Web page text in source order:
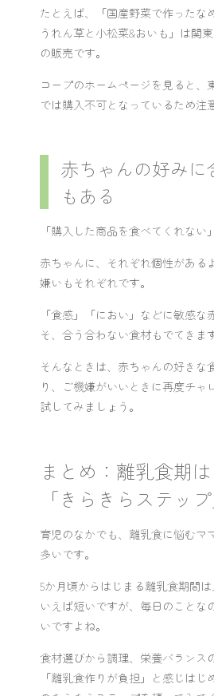
たとえば、「国産野菜で作った
うれん草と小松菜&おいも」は関
の販売です。
コープのホームページを見ると、
では購入不可となっているため注
赤ちゃんの好みに
もある
「購入した商品を食べてくれない」
赤ちゃんに、それぞれ個性がある
嫌いもそれぞれです。
「食感」「におい」などに敏感な
そ、合う合わない食材もでてきます
そんなときは、赤ちゃんの好きな
り、ご機嫌がいいときに再度チャ
試してみましょう。
まとめ：離乳食期
「きらきらステッ
育児のなかでも、離乳食に悩むマ
多いです。
5か月頃からはじまる離乳食期間
いえば短いですが、毎日のことな
いですよね。
食材選びから調理、栄養バランス
「離乳食作りが負担」と感じは